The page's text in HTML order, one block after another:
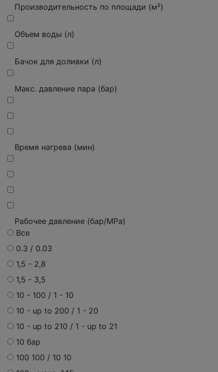
Производительность по площади (м²)
Объем воды (л)
Бачок для доливки (л)
Макс. давление пара (бар)
Время нагрева (мин)
Рабочее давление (бар/MPa)
Все
0.3 / 0.03
1,5 - 2,8
1,5 - 3,5
10 - 100 / 1 - 10
10 - up to 200 / 1 - 20
10 - up to 210 / 1 - up to 21
10 бар
100 100 / 10 10